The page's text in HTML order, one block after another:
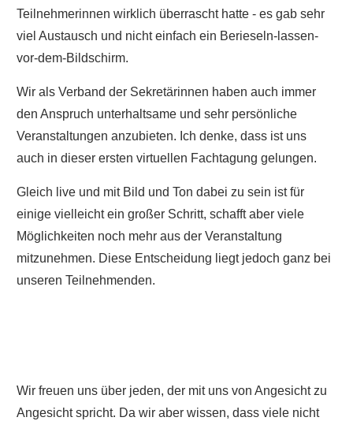
Teilnehmerinnen wirklich überrascht hatte - es gab sehr
viel Austausch und nicht einfach ein Berieseln-lassen-
vor-dem-Bildschirm.
Wir als Verband der Sekretärinnen haben auch immer
den Anspruch unterhaltsame und sehr persönliche
Veranstaltungen anzubieten. Ich denke, dass ist uns
auch in dieser ersten virtuellen Fachtagung gelungen.
Gleich live und mit Bild und Ton dabei zu sein ist für
einige vielleicht ein großer Schritt, schafft aber viele
Möglichkeiten noch mehr aus der Veranstaltung
mitzunehmen. Diese Entscheidung liegt jedoch ganz bei
unseren Teilnehmenden.
Wir freuen uns über jeden, der mit uns von Angesicht zu
Angesicht spricht. Da wir aber wissen, dass viele nicht